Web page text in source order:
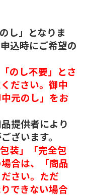
し」となりま
込時にご希望の
のし不要」とさ
ださい。御中
元のし」をお
提供者により
ざいます。
装」「完全包
合は、「商品
さい。ただ
できない場合